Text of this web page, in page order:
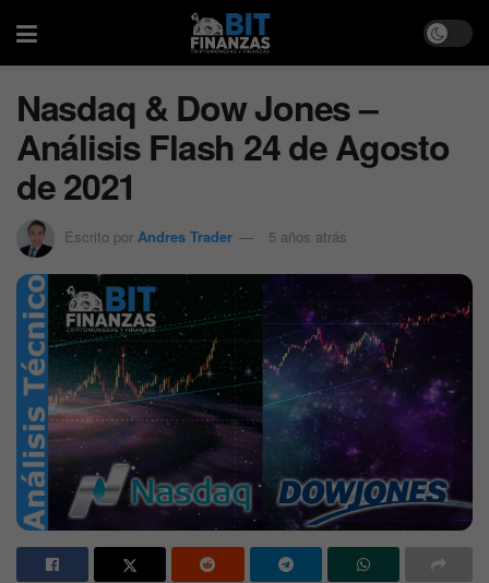
Nasdaq & Dow Jones –
Análisis Flash 24 de Agosto
de 2021
Escrito por Andres Trader 5 años atrás